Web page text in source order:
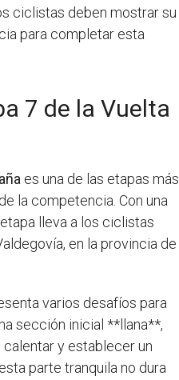
ciclistas deben mostrar su
para completar esta
7 de la Vuelta
es una de las etapas más
la competencia. Con una
lleva a los ciclistas
en la provincia de
varios desafíos para
sección inicial **llana**,
y establecer un
parte tranquila no dura